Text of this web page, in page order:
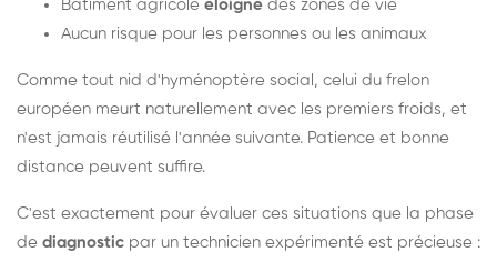
Bâtiment agricole éloigné des zones de vie
Aucun risque pour les personnes ou les animaux
Comme tout nid d'hyménoptère social, celui du frelon
européen meurt naturellement avec les premiers froids, et
n'est jamais réutilisé l'année suivante. Patience et bonne
distance peuvent suffire.
C'est exactement pour évaluer ces situations que la phase
de diagnostic par un technicien expérimenté est précieuse :